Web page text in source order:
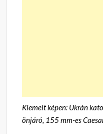
Kiemelt képen: Ukrán
önjáró, 155 mm-es